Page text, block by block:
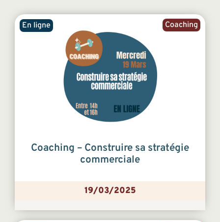
Coaching
En ligne
Coaching – Construire sa stratégie
commerciale
19/03/2025